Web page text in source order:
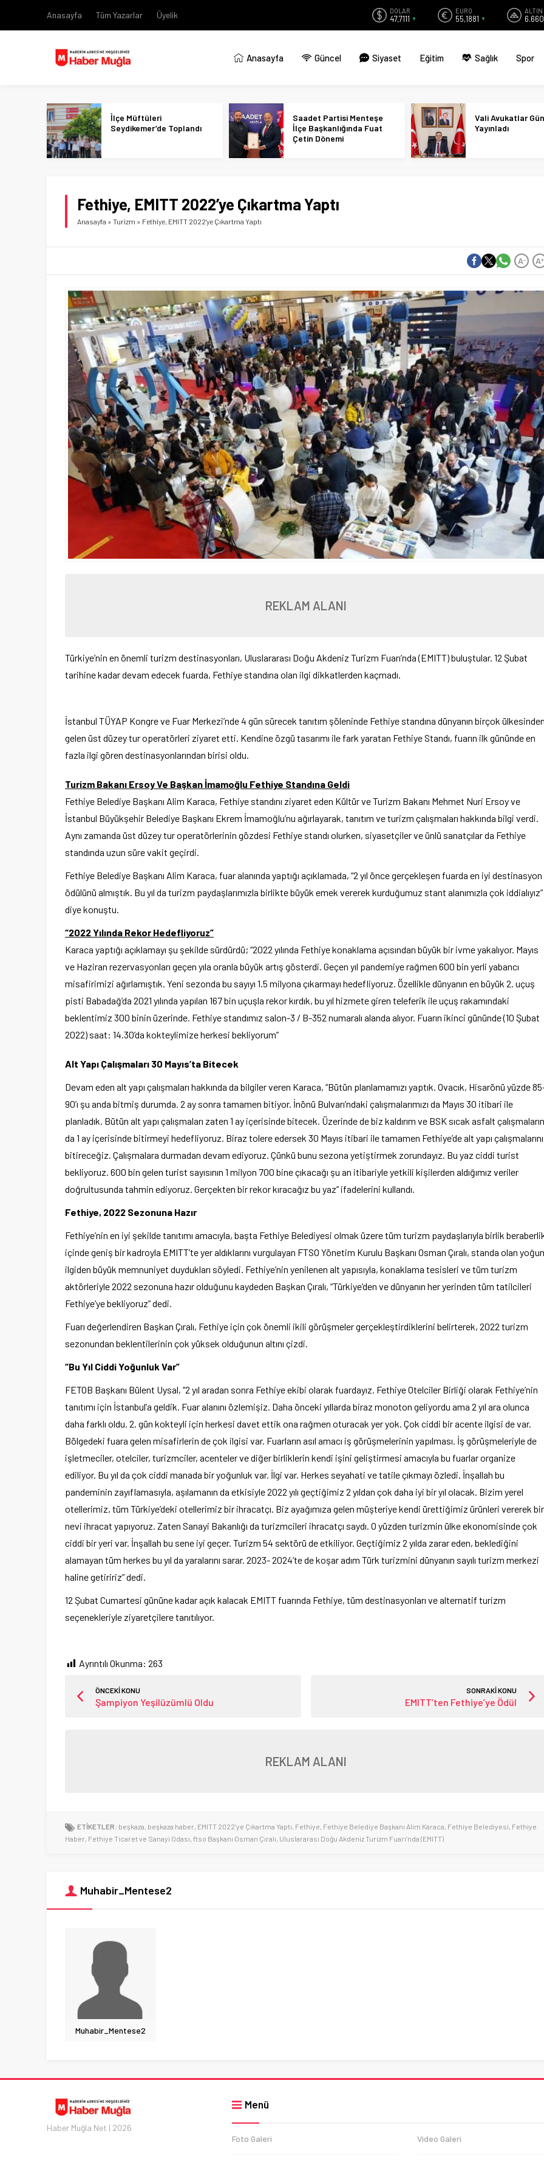
Anasayfa Tüm Yazarlar Üyelik DOLAR
47,7111
EURO
55,1881
ALTIN
Anasayfa Güncel Siyaset Eğitim Sağlık Spor
İlçe Müftüleri
Seydikemer’de Toplandı
Saadet Partisi Menteşe
İlçe Başkanlığında Fuat
Çetin Dönemi
Vali Avukatlar
Yayınladı
Fethiye, EMITT 2022’ye Çıkartma Yaptı
Anasayfa » Turizm » Fethiye, EMITT 2022’ye Çıkartma Yaptı
A+
A-
REKLAM ALANI
Türkiye’nin en önemli turizm destinasyonları, Uluslararası Doğu Akdeniz Turizm Fuarı’nda (EMITT) buluştular. 12 Şubat
tarihine kadar devam edecek fuarda, Fethiye standına olan ilgi dikkatlerden kaçmadı.
İstanbul TÜYAP Kongre ve Fuar Merkezi’nde 4 gün sürecek tanıtım şöleninde Fethiye standına dünyanın birçok
gelen üst düzey tur operatörleri ziyaret etti. Kendine özgü tasarımı ile fark yaratan Fethiye Standı, fuarın ilk gününde en
fazla ilgi gören destinasyonlarından birisi oldu.
Turizm Bakanı Ersoy Ve Başkan İmamoğlu Fethiye Standına Geldi
Fethiye Belediye Başkanı Alim Karaca, Fethiye standını ziyaret eden Kültür ve Turizm Bakanı Mehmet Nuri Ersoy ve
İstanbul Büyükşehir Belediye Başkanı Ekrem İmamoğlu’nu ağırlayarak, tanıtım ve turizm çalışmaları hakkında bilgi verdi.
Aynı zamanda üst düzey tur operatörlerinin gözdesi Fethiye standı olurken, siyasetçiler ve ünlü sanatçılar da Fethiye
standında uzun süre vakit geçirdi.
Fethiye Belediye Başkanı Alim Karaca, fuar alanında yaptığı açıklamada, “2 yıl önce gerçekleşen fuarda en iyi destinasyon
ödülünü almıştık. Bu yıl da turizm paydaşlarımızla birlikte büyük emek vererek kurduğumuz stant alanımızla çok iddialıyız”
diye konuştu.
“2022 Yılında Rekor Hedefliyoruz”
Karaca yaptığı açıklamayı şu şekilde sürdürdü; “2022 yılında Fethiye konaklama açısından büyük bir ivme yakalıyor. Mayıs
ve Haziran rezervasyonları geçen yıla oranla büyük artış gösterdi. Geçen yıl pandemiye rağmen 600 bin yerli yabancı
misafirimizi ağırlamıştık. Yeni sezonda bu sayıyı 1.5 milyona çıkarmayı hedefliyoruz. Özellikle dünyanın en büyük 2. uçuş
pisti Babadağ’da 2021 yılında yapılan 167 bin uçuşla rekor kırdık, bu yıl hizmete giren teleferik ile uçuş rakamındaki
beklentimiz 300 binin üzerinde. Fethiye standımız salon-3 / B-352 numaralı alanda alıyor. Fuarın ikinci gününde (10 Şubat
2022) saat: 14.30’da kokteylimize herkesi bekliyorum”
Alt Yapı Çalışmaları 30 Mayıs’ta Bitecek
Devam eden alt yapı çalışmaları hakkında da bilgiler veren Karaca, “Bütün planlamamızı yaptık. Ovacık, Hisarönü yüzde
90’ı şu anda bitmiş durumda. 2 ay sonra tamamen bitiyor. İnönü Bulvarı’ndaki çalışmalarımızı da Mayıs 30 itibari ile
planladık. Bütün alt yapı çalışmaları zaten 1 ay içerisinde bitecek. Üzerinde de biz kaldırım ve BSK sıcak asfalt
da 1 ay içerisinde bitirmeyi hedefliyoruz. Biraz tolere edersek 30 Mayıs itibari ile tamamen Fethiye’de alt yapı çalışmalarını
bitireceğiz. Çalışmalara durmadan devam ediyoruz. Çünkü bunu sezona yetiştirmek zorundayız. Bu yaz ciddi turist
bekliyoruz. 600 bin gelen turist sayısının 1 milyon 700 bine çıkacağı şu an itibariyle yetkili kişilerden aldığımız veriler
doğrultusunda tahmin ediyoruz. Gerçekten bir rekor kıracağız bu yaz” ifadelerini kullandı.
Fethiye, 2022 Sezonuna Hazır
Fethiye’nin en iyi şekilde tanıtımı amacıyla, başta Fethiye Belediyesi olmak üzere tüm turizm paydaşlarıyla birlik
içinde geniş bir kadroyla EMITT’te yer aldıklarını vurgulayan FTSO Yönetim Kurulu Başkanı Osman Çıralı, standa olan yoğun
ilgiden büyük memnuniyet duydukları söyledi. Fethiye’nin yenilenen alt yapısıyla, konaklama tesisleri ve tüm turizm
aktörleriyle 2022 sezonuna hazır olduğunu kaydeden Başkan Çıralı, “Türkiye’den ve dünyanın her yerinden tüm tatilcileri
Fethiye’ye bekliyoruz” dedi.
Fuarı değerlendiren Başkan Çıralı, Fethiye için çok önemli ikili görüşmeler gerçekleştirdiklerini belirterek, 2022 turizm
sezonundan beklentilerinin çok yüksek olduğunun altını çizdi.
“Bu Yıl Ciddi Yoğunluk Var”
FETOB Başkanı Bülent Uysal, ‘’2 yıl aradan sonra Fethiye ekibi olarak fuardayız. Fethiye Otelciler Birliği olarak Fethiye’nin
tanıtımı için İstanbul’a geldik. Fuar alanını özlemişiz. Daha önceki yıllarda biraz monoton geliyordu ama 2 yıl ara olunca
daha farklı oldu. 2. gün kokteyli için herkesi davet ettik ona rağmen oturacak yer yok. Çok ciddi bir acente ilgisi de var.
Bölgedeki fuara gelen misafirlerin de çok ilgisi var. Fuarların asıl amacı iş görüşmelerinin yapılması. İş görüşmeleriyle de
işletmeciler, otelciler, turizmciler, acenteler ve diğer birliklerin kendi işini geliştirmesi amacıyla bu fuarlar organize
ediliyor. Bu yıl da çok ciddi manada bir yoğunluk var. İlgi var. Herkes seyahati ve tatile çıkmayı özledi. İnşallah bu
pandeminin zayıflamasıyla, aşılamanın da etkisiyle 2022 yılı geçtiğimiz 2 yıldan çok daha iyi bir yıl olacak. Bizim yerel
otellerimiz, tüm Türkiye’deki otellerimiz bir ihracatçı. Biz ayağımıza gelen müşteriye kendi ürettiğimiz ürünleri vererek bir
nevi ihracat yapıyoruz. Zaten Sanayi Bakanlığı da turizmcileri ihracatçı saydı. O yüzden turizmin ülke ekonomisinde çok
ciddi bir yeri var. İnşallah bu sene iyi geçer. Turizm 54 sektörü de etkiliyor. Geçtiğimiz 2 yılda zarar eden, beklediğini
alamayan tüm herkes bu yıl da yaralarını sarar. 2023- 2024’te de koşar adım Türk turizmini dünyanın sayılı turizm merkezi
haline getiririz” dedi.
12 Şubat Cumartesi gününe kadar açık kalacak EMITT fuarında Fethiye, tüm destinasyonları ve alternatif turizm
seçenekleriyle ziyaretçilere tanıtılıyor.
Ayrıntılı Okunma: 263
ÖNCEKİ KONU
Şampiyon Yeşilüzümlü Oldu
SONRAKİ KONU
EMITT’ten Fethiye’ye Ödül
REKLAM ALANI
ETİKETLER: beşkaza, beşkaza haber, EMITT 2022’ye Çıkartma Yaptı, Fethiye, Fethiye Belediye Başkanı Alim Karaca, Fethiye Belediyesi, Fethiye
Haber, Fethiye Ticaret ve Sanayi Odası, ftso Başkanı Osman Çıralı, Uluslararası Doğu Akdeniz Turizm Fuarı’nda (EMITT)
Muhabir_Mentese2
Muhabir_Mentese2
Haber Muğla Net | 2026
Menü
Foto Galeri Video Galeri